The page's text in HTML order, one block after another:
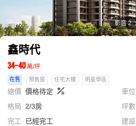
影音 2
鑫時代
34~40萬/坪
在售 預售屋 住宅大樓 明星學區
總價 價格待定 車位
格局 2/3房 坪數
完工
已經完工 建設